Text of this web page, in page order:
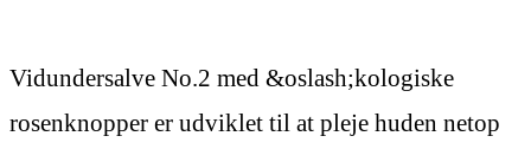
Vidundersalve No.2 med &oslash;kologiske
rosenknopper er udviklet til at pleje huden netop